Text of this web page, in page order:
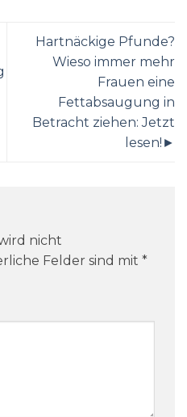
Hartnäckige Pfunde?
Wieso immer mehr
Frauen eine
Fettabsaugung in
Betracht ziehen: Jetzt
lesen!►
nicht
Felder sind mit *